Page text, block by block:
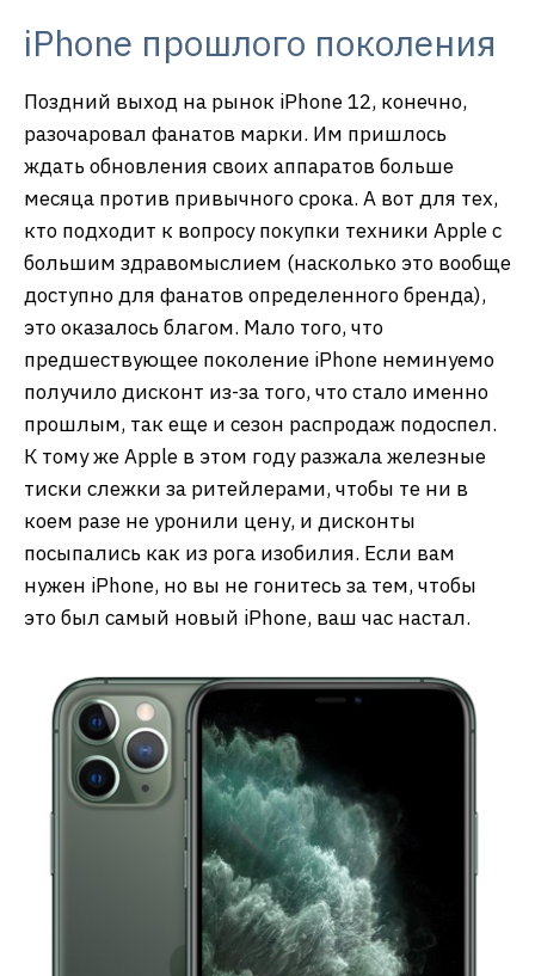
iPhone прошлого поколения
Поздний выход на рынок iPhone 12, конечно,
разочаровал фанатов марки. Им пришлось
ждать обновления своих аппаратов больше
месяца против привычного срока. А вот для тех,
кто подходит к вопросу покупки техники Apple с
большим здравомыслием (насколько это вообще
доступно для фанатов определенного бренда),
это оказалось благом. Мало того, что
предшествующее поколение iPhone неминуемо
получило дисконт из-за того, что стало именно
прошлым, так еще и сезон распродаж подоспел.
К тому же Apple в этом году разжала железные
тиски слежки за ритейлерами, чтобы те ни в
коем разе не уронили цену, и дисконты
посыпались как из рога изобилия. Если вам
нужен iPhone, но вы не гонитесь за тем, чтобы
это был самый новый iPhone, ваш час настал.